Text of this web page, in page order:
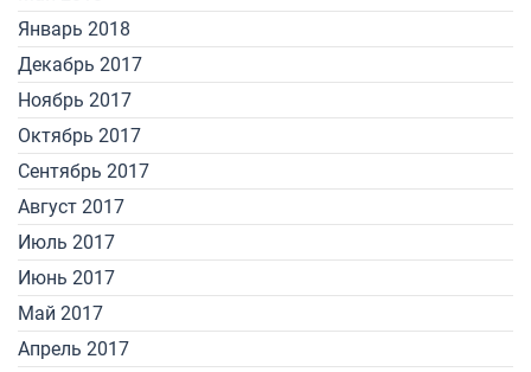
Январь 2018
Декабрь 2017
Ноябрь 2017
Октябрь 2017
Сентябрь 2017
Август 2017
Июль 2017
Июнь 2017
Май 2017
Апрель 2017